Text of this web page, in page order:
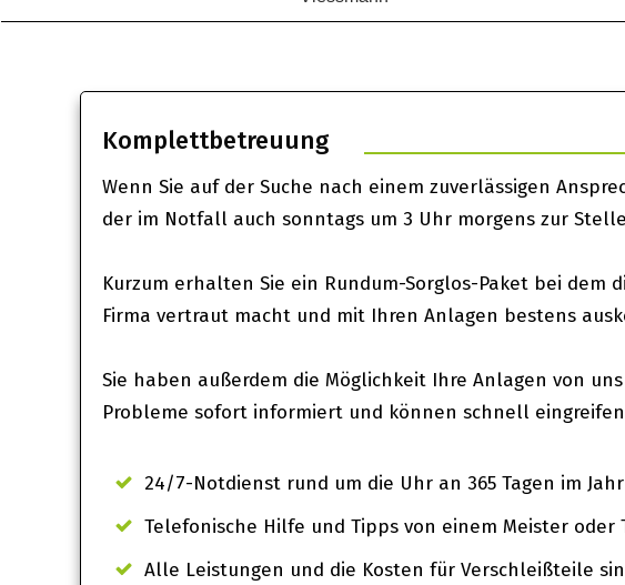
Komplettbetreuung
Wenn Sie auf der Suche nach einem zuverlässigen
der im Notfall auch sonntags um 3 Uhr morgens zur
Kurzum erhalten Sie ein Rundum-Sorglos-Paket bei
Firma vertraut macht und mit Ihren Anlagen bestens
Sie haben außerdem die Möglichkeit Ihre Anlagen von
Probleme sofort informiert und können schnell
24/7-Notdienst rund um die Uhr an 365 Tagen im
Telefonische Hilfe und Tipps von einem Meister oder
Alle Leistungen und die Kosten für Verschleißteile